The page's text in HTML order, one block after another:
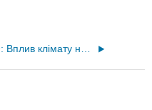
6.9: Вплив клімату на біоми